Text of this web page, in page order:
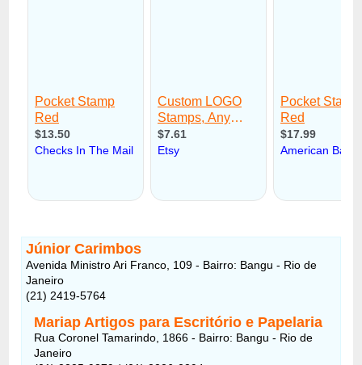
Júnior Carimbos
Avenida Ministro Ari Franco, 109 - Bairro: Bangu - Rio de
Janeiro
(21) 2419-5764
Mariap Artigos para Escritório e Papelaria
Rua Coronel Tamarindo, 1866 - Bairro: Bangu - Rio de
Janeiro